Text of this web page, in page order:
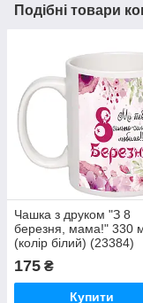
Подібні товари
Чашка з друком "З 8
березня, мама!" 330
(колір білий) (23384)
175 ₴
Купити